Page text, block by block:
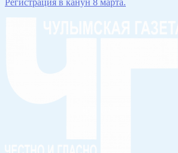
Регистрация в канун 8 марта.